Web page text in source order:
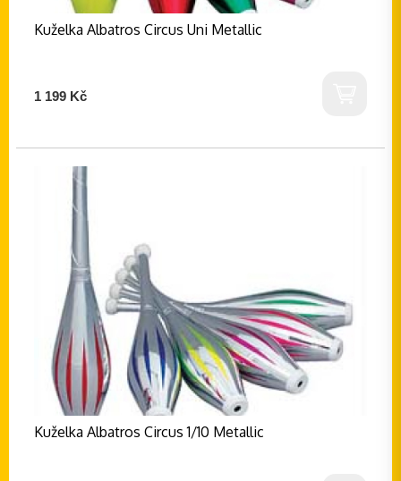
Kuželka Albatros Circus Uni Metallic
1 199 Kč
Kuželka Albatros Circus 1/10 Metallic